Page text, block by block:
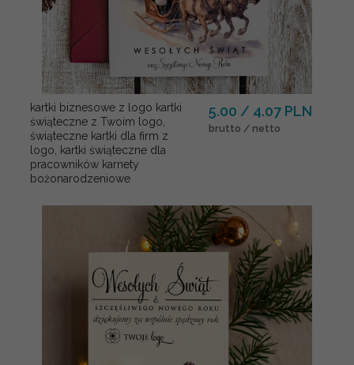
kartki biznesowe z logo kartki
świąteczne z Twoim logo,
świąteczne kartki dla firm z
logo, kartki świąteczne dla
pracowników karnety
bożonarodzeniowe
5.00 / 4.07 PLN
brutto / netto